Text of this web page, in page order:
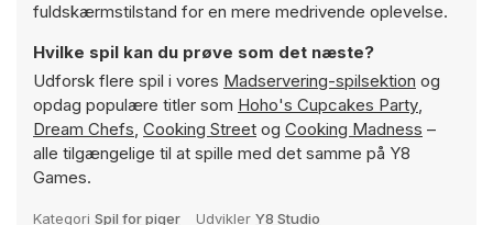
fuldskærmstilstand for en mere medrivende oplevelse.
Hvilke spil kan du prøve som det næste?
Udforsk flere spil i vores Madservering-spilsektion og
opdag populære titler som Hoho's Cupcakes Party,
Dream Chefs, Cooking Street og Cooking Madness –
alle tilgængelige til at spille med det samme på Y8
Games.
Kategori Spil for piger Udvikler Y8 Studio